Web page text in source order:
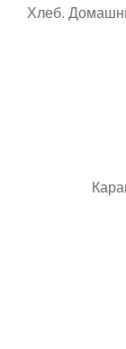
Хлеб.